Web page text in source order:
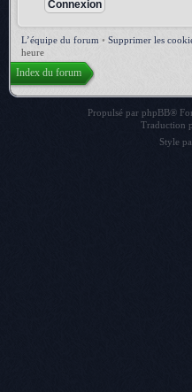
L’équipe du forum • Supprimer les
heure
Index du forum
Propulsé par phpBB®
Traduction
Style